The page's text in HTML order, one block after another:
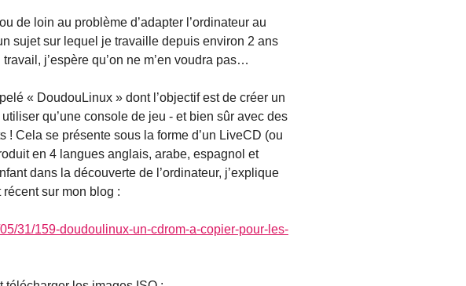
de loin au problème d’adapter l’ordinateur au
sujet sur lequel je travaille depuis environ 2 ans
j’espère qu’on ne m’en voudra pas…
« DoudouLinux » dont l’objectif est de créer un
qu’une console de jeu - et bien sûr avec des
Cela se présente sous la forme d’un LiveCD (ou
en 4 langues anglais, arabe, espagnol et
dans la découverte de l’ordinateur, j’explique
sur mon blog :
31/159-doudoulinux-un-cdrom-a-copier-pour-les-